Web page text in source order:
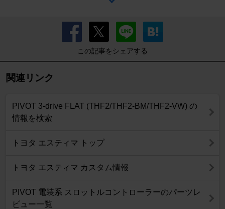
この記事をシェアする
関連リンク
PIVOT 3-drive FLAT (THF2/THF2-BM/THF2-VW) の
情報を検索
トヨタ エスティマ トップ
トヨタ エスティマ カスタム情報
PIVOT 電装系 スロットルコントローラーのパーツレ
ビュー一覧